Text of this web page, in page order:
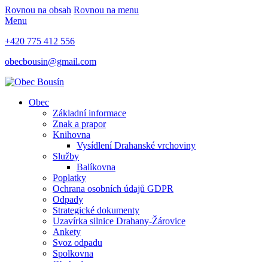
Rovnou na obsah Rovnou na menu
Menu
+420 775 412 556
obecbousin@gmail.com
Obec
Základní informace
Znak a prapor
Knihovna
Vysídlení Drahanské vrchoviny
Služby
Balíkovna
Poplatky
Ochrana osobních údajů GDPR
Odpady
Strategické dokumenty
Uzavírka silnice Drahany-Žárovice
Ankety
Svoz odpadu
Spolkovna